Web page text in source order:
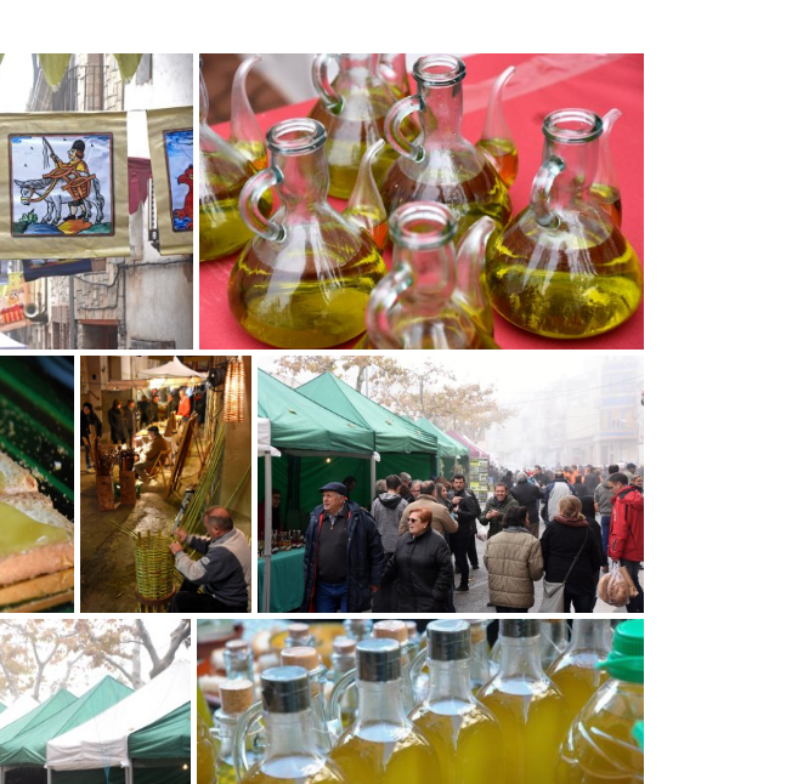
Festa de l'Oli a la Fatarella
Festa de l'Oli a la
Fatarella
Festa de l'Oli a la Fatarella
Festa de l'Oli a la Fatarella